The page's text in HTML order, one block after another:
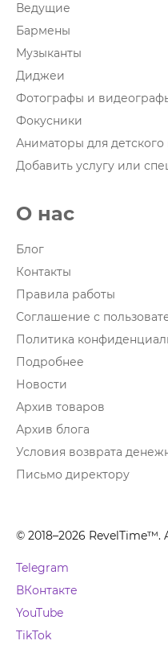
Ведущие
Бармены
Музыканты
Диджеи
Фотографы и
Фокусники
Аниматоры для детского
Добавить услугу или
О нас
Блог
Контакты
Правила работы
Соглашение с
Политика
Подробнее
Новости
Архив товаров
Архив блога
Условия возврата
Письмо директору
© 2018–2026 RevelTime™.
Telegram
ВКонтакте
YouTube
TikTok